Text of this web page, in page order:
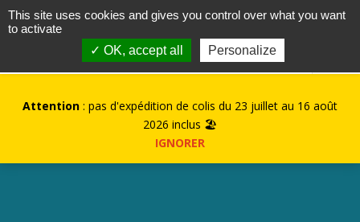
contact@kurioz.org
Attention : pas d'expédition de colis du 23 juillet au 16 août
2026 inclus 🏖️
IGNORER
This site uses cookies and gives you control over what you want
to activate
✓ OK, accept all
Personalize